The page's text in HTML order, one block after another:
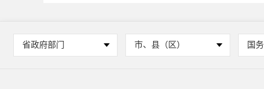
省政府部门 市、县（区） 国